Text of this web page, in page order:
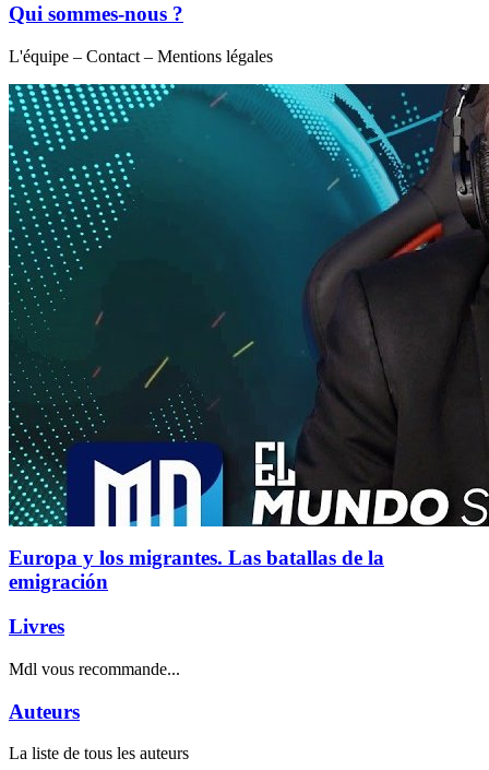
Qui sommes-nous ?
L'équipe – Contact – Mentions légales
Europa y los migrantes. Las batallas de la
emigración
Livres
Mdl vous recommande...
Auteurs
La liste de tous les auteurs